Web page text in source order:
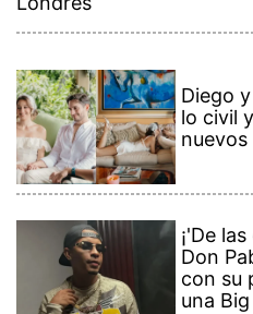
Diego
lo civil
nuevos
¡'De
Don
con su
una